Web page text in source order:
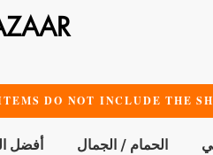
DO NOT INCLUDE THE
أفضل الحمام / الجمال